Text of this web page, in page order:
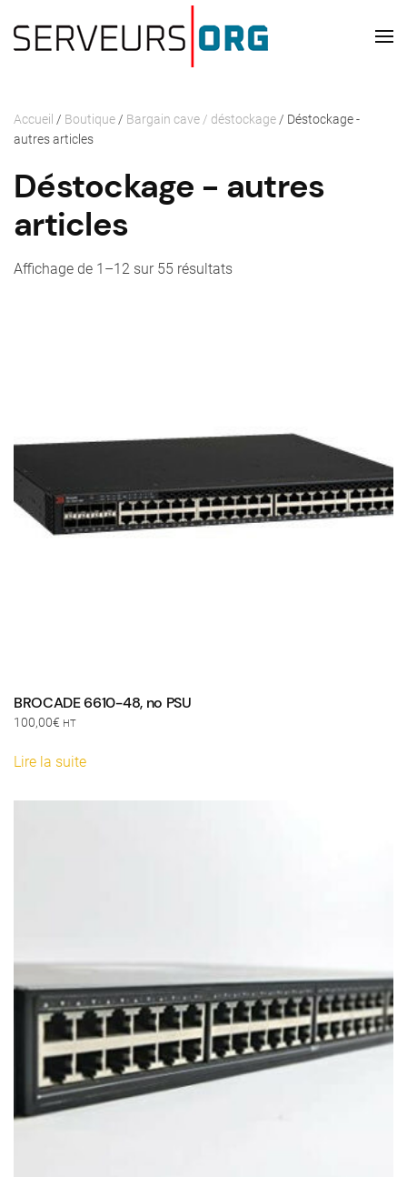
Passer au contenu principal
Accueil / Boutique / Bargain cave / déstockage / Déstockage -
autres articles
Déstockage - autres
articles
Affichage de 1–12 sur 55 résultats
BROCADE 6610-48, no PSU
100,00€ HT
Lire la suite